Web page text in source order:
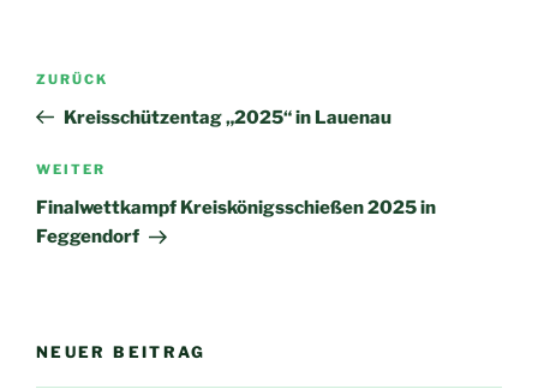
Beitragsnavigation
Vorheriger
Beitrag
ZURÜCK
Kreisschützentag „2025“ in Lauenau
Nächster
Beitrag
WEITER
Finalwettkampf Kreiskönigsschießen 2025 in
Feggendorf
NEUER BEITRAG